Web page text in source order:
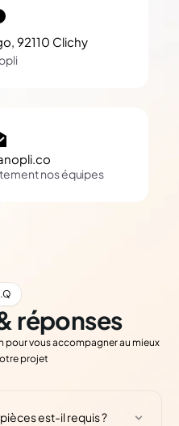
92110 Clichy
nos équipes
réponses
vous accompagner au mieux
projet
est-il requis ?